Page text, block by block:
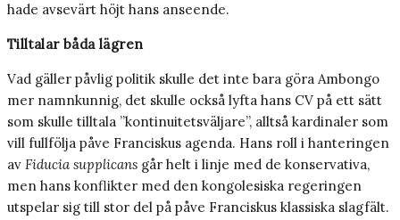
hade avsevärt höjt hans anseende.
Tilltalar båda lägren
Vad gäller påvlig politik skulle det inte bara göra Ambongo
mer namnkunnig, det skulle också lyfta hans CV på ett sätt
som skulle tilltala ”kontinuitetsväljare”, alltså kardinaler som
vill fullfölja påve Franciskus agenda. Hans roll i hanteringen
av Fiducia supplicans går helt i linje med de konservativa,
men hans konflikter med den kongolesiska regeringen
utspelar sig till stor del på påve Franciskus klassiska slagfält.